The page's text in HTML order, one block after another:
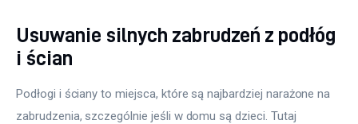
Usuwanie silnych zabrudzeń z podłóg
i ścian
Podłogi i ściany to miejsca, które są najbardziej narażone na
zabrudzenia, szczególnie jeśli w domu są dzieci. Tutaj